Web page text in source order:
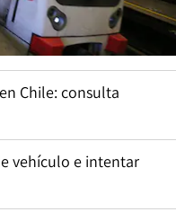
Chile: consulta
vehículo e intentar